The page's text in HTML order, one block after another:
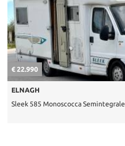
€ 22.990
ELNAGH
Sleek 585 Monoscocca Semintegrale